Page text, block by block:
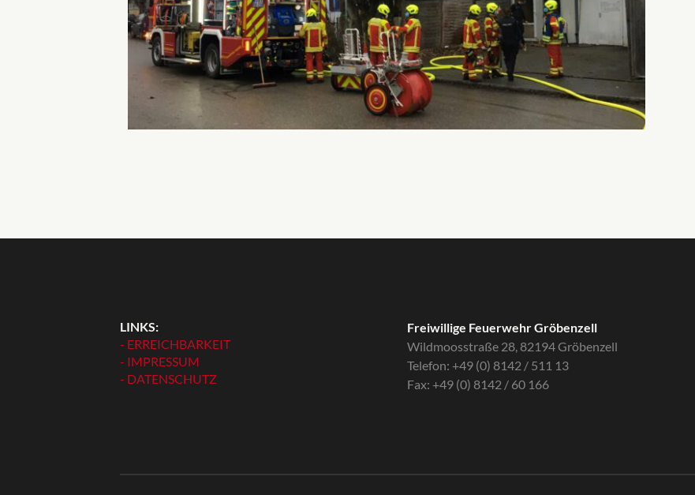
LINKS:
- ERREICHBARKEIT
- IMPRESSUM
- DATENSCHUTZ
Freiwillige Feuerwehr Gröbenzell
Wildmoosstraße 28, 82194 Gröbenzell
Telefon: +49 (0) 8142 / 511 13
Fax: +49 (0) 8142 / 60 166